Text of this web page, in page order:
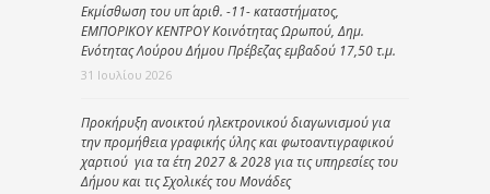
Εκμίσθωση του υπ΄ αριθ. -11- καταστήματος,
ΕΜΠΟΡΙΚΟΥ ΚΕΝΤΡΟΥ Κοινότητας Ωρωπού, Δημ.
Ενότητας Λούρου Δήμου Πρέβεζας εμβαδού 17,50 τ.μ.
31 Ιουλίου 2026
Προκήρυξη ανοικτού ηλεκτρονικού διαγωνισμού για
την προμήθεια γραφικής ύλης και φωτοαντιγραφικού
χαρτιού για τα έτη 2027 & 2028 για τις υπηρεσίες του
Δήμου και τις Σχολικές του Μονάδες